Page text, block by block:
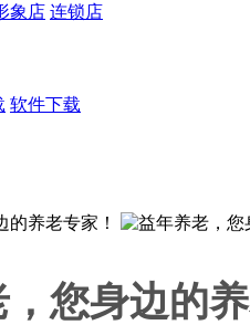
象店 连锁店
软件下载
您身边的养